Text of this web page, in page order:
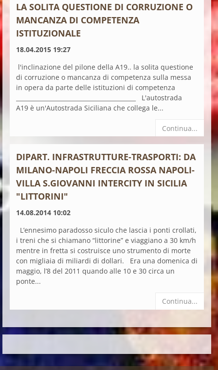
LA SOLITA QUESTIONE DI CORRUZIONE O
MANCANZA DI COMPETENZA
ISTITUZIONALE
18.04.2015 19:27
l'inclinazione del pilone della A19.. la solita questione
di corruzione o mancanza di competenza sulla messa
in opera da parte delle istituzioni di competenza
_________________________________________ L'autostrada
A19 è un'Autostrada Siciliana che collega le...
Continua...
DIPART. INFRASTRUTTURE-TRASPORTI: DA
MILANO-NAPOLI FRECCIA ROSSA NAPOLI-
VILLA S.GIOVANNI INTERCITY IN SICILIA
"LITTORINI"
14.08.2014 10:02
L’ennesimo paradosso siculo che lascia i ponti crollati,
i treni che si chiamano “littorine” e viaggiano a 30 km/h
mentre in fretta si costruisce uno strumento di morte
con migliaia di miliardi di dollari. Era una domenica di
maggio, l’8 del 2011 quando alle 10 e 30 circa un
ponte...
Continua...